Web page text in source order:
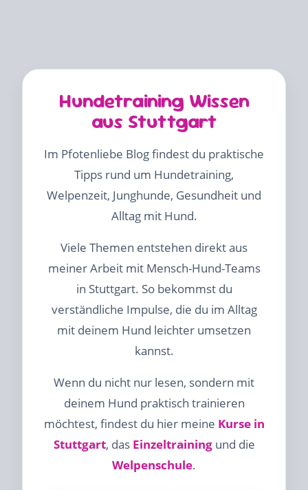
Hundetraining Wissen
aus Stuttgart
Im Pfotenliebe Blog findest du praktische
Tipps rund um Hundetraining,
Welpenzeit, Junghunde, Gesundheit und
Alltag mit Hund.
Viele Themen entstehen direkt aus
meiner Arbeit mit Mensch-Hund-Teams
in Stuttgart. So bekommst du
verständliche Impulse, die du im Alltag
mit deinem Hund leichter umsetzen
kannst.
Wenn du nicht nur lesen, sondern mit
deinem Hund praktisch trainieren
möchtest, findest du hier meine Kurse in
Stuttgart, das Einzeltrainingund die
Welpenschule.